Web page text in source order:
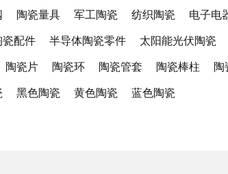
陶瓷量具 军工陶瓷 纺织陶瓷 电子电
瓷配件 半导体陶瓷零件 太阳能光伏陶瓷
陶瓷片 陶瓷环 陶瓷管套 陶瓷棒柱 陶
黑色陶瓷 黄色陶瓷 蓝色陶瓷